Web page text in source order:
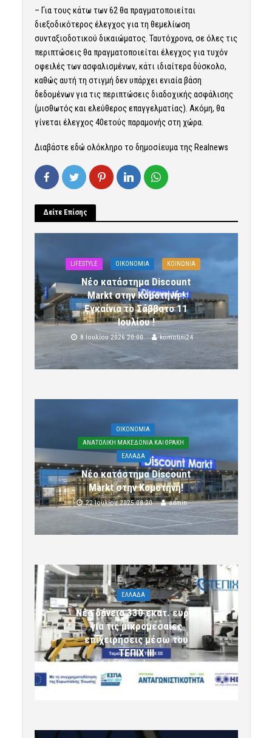
– Για τους κάτω των 62 θα πραγματοποιείται
διεξοδικότερος έλεγχος για τη θεμελίωση
συνταξιοδοτικού δικαιώματος. Ταυτόχρονα, σε όλες τις
περιπτώσεις θα πραγματοποιείται έλεγχος για τυχόν
οφειλές των ασφαλισμένων, κάτι ιδιαίτερα δύσκολο,
καθώς αυτή τη στιγμή δεν υπάρχει ενιαία βάση
δεδομένων για τις περιπτώσεις διαδοχικής ασφάλισης
(μισθωτός και ελεύθερος επαγγελματίας). Ακόμη, θα
γίνεται έλεγχος 40ετούς παραμονής στη χώρα.
Διαβάστεεδώ ολόκληρο το δημοσίευμα της Realnews
Δείτε Επίσης
LIFESTYLE OIKONOMIA ΚΟΙΝΩΝΙΑ
Νέο κατάστημα Discount
Markt στην Κομοτηνή !
Εγκαίνια το Σάββατο 11
Ιουλίου !
8 Ιουλίου 2026 20:00 komotini24
OIKONOMIA
ΑΝΑΤΟΛΙΚΗ ΜΑΚΕΔΟΝΙΑ ΚΑΙ ΘΡΑΚΗ
ΕΛΛΑΔΑ
Νέο κατάστημα Discount
Markt στην Κομοτηνή!
22 Ιουλίου 2025 08:20 admin
ΕΛΛΑΔΑ
Νέα δάνεια 330 εκατ. ευρώ
για τις μικρομεσαίες
επιχειρήσεις μέσω του
ΤΕΠΙΧ ΙΙΙ